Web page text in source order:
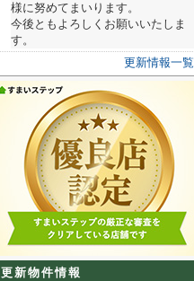
様に努めてまいります。
今後ともよろしくお願いいたしま
す。
更新情報一覧
更新物件情報